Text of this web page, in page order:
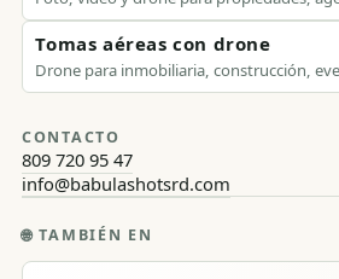
Tomas aéreas con drone
Drone para inmobiliaria, construcción,
CONTACTO
809 720 95 47
info@babulashotsrd.com
🌐 TAMBIÉN EN